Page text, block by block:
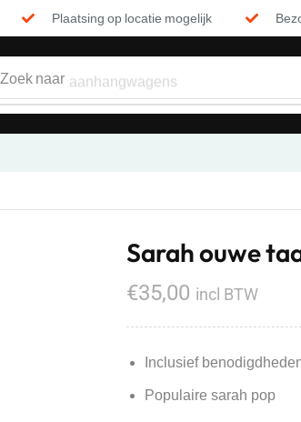
Plaatsing op locatie mogelijk
Zoek naar aanhangwagens
Sarah ouwe
€35,00 incl BTW
Inclusief
Populaire sarah pop